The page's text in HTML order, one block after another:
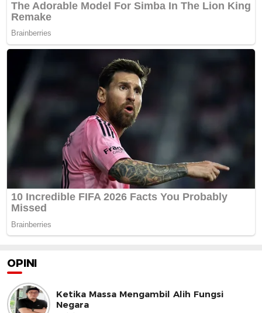
OPINI
Ketika Massa Mengambil Alih Fungsi
Negara